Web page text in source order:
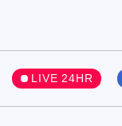
LIVE 24HR